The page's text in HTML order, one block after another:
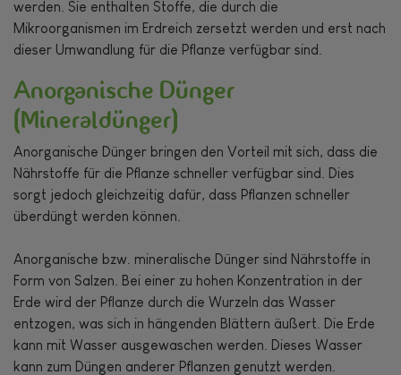
werden. Sie enthalten Stoffe, die durch die
Mikroorganismen im Erdreich zersetzt werden und erst nach
dieser Umwandlung für die Pflanze verfügbar sind.
Anorganische Dünger
(Mineraldünger)
Anorganische Dünger bringen den Vorteil mit sich, dass die
Nährstoffe für die Pflanze schneller verfügbar sind. Dies
sorgt jedoch gleichzeitig dafür, dass Pflanzen schneller
überdüngt werden können.
Anorganische bzw. mineralische Dünger sind Nährstoffe in
Form von Salzen. Bei einer zu hohen Konzentration in der
Erde wird der Pflanze durch die Wurzeln das Wasser
entzogen, was sich in hängenden Blättern äußert. Die Erde
kann mit Wasser ausgewaschen werden. Dieses Wasser
kann zum Düngen anderer Pflanzen genutzt werden.